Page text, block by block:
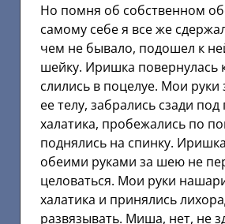
Но помня об собственном
самому себе я все же
чем не бывало, подошел к
шейку. Иришка повернулась
слились в поцелуе. Мои
ее телу, забрались сзади под
халатика, пробежались по
поднялись на спинку.
обеими руками за шею не
целоваться. Мои руки
халатика и принялись
развязывать. Миша, нет, не